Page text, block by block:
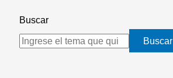
Buscar
Buscar